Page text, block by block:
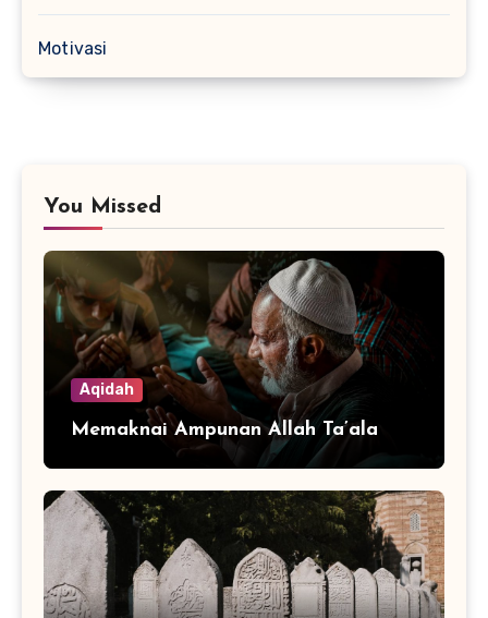
Motivasi
You Missed
Aqidah
Memaknai Ampunan Allah Ta’ala